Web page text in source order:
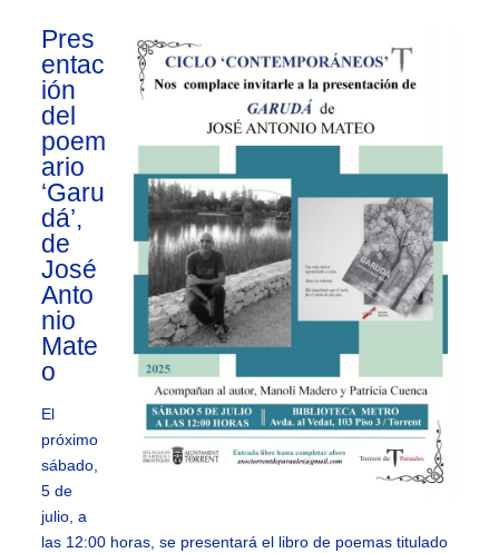
Pres
entac
ión
del
poem
ario
‘Garu
dá’,
de
José
Anto
nio
Mate
o
El
próximo
sábado,
5 de
julio, a
las 12:00 horas, se presentará el libro de poemas titulado